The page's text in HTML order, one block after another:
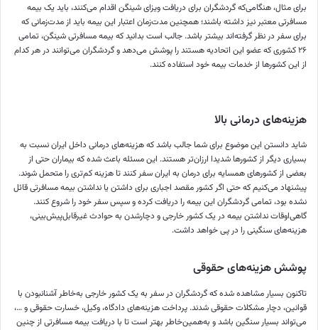
برای مثال، هنگامی‌که گردشگران برای دریافت ویزای شینگن اقدام می‌کنند، باید یک بیمه
مسافرتی معتبر نیز داشته باشند؛ همچنین مدت‌زمان اعتبار این بیمه باید از مدت‌زمانی که
برای سفر در نظر گرفته‌اند بیشتر باشد. جالب است بدانید که بیمه مسافرتی شینگن، تمامی
۲۶ کشوری که عضو این اتحادیه هستند را پوشش می‌دهد و گردشگران می‌توانند در هر کدام
از این کشورها از خدمات بیمه خود استفاده کنند.
هزینه‌های درمانی بالا
شاید دانستن این موضوع برای شما جالب باشد که هزینه‌های درمانی داخل ایران ‌نسبت به
بسیاری دیگر از کشورها شدیدا ارزان‌تر هستند. این مسئله باعث شده که بیماران حتی از
بعضی از کشورهای همسایه برای درمان به ایران سفر کنند تا هزینه کم‌تری را متحمل شوند.
پیشنهاد می‌کنیم که حتی اگر کشور مقصد اجباری برای داشتن یا نداشتن بیمه مسافرتی قائل
نشده بود، تمامی گردشگران این بیمه را دریافت کرده و سپس سفر خود را شروع کنند.
گاهی‌اوقات نداشتن بیمه در یک کشور خارجی و دچارشدن به حوادث غیرقابل‌پیش‌بینی،
هزینه‌های سنگینی را در پی خواهد داشت.
پوشش هزینه‌های حقوقی
تاکنون بسیار مشاهده شده که گردشگران در سفر به یک کشور خارجی به‌خاطر آشنانبودن با
قوانین، دچار مشکلات حقوقی شدند. پرداخت هزینه‌های دادگاه، وکیل، خسارت حقوقی و …،
می‌تواند بسیار سنگین باشد و به‌همین‌خاطر بهتر است تا با دریافت بیمه مسافرتی از چنین